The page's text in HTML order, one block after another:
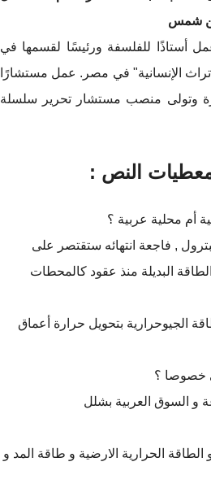
رئيسًا لقسم الفلسفة بجامعة عين شمس حتى 1974. عمل أستاذًا للفلسفة ورئيسًا لقسمها في
و"تراث الإنسانية" في مصر. عمل مستشارًا
وتولى منصب مستشار تحرير سلسلة
النص :
أم محلية عربية ؟
, فاجعة انتهائه ستقتصر على
البديلة منذ عقود كالمحطات
الجيوحرارية بتحويل حرارة أعماق
خصوصا ؟
و السوق العربية بشلل
الطاقة الحرارية الارضية و طاقة المد و